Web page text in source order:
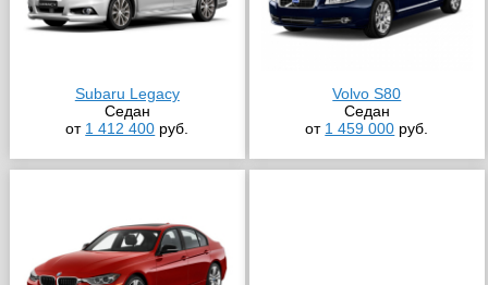
Subaru Legacy
Седан
от 1 412 400 руб.
Volvo S80
Седан
от 1 459 000 руб.